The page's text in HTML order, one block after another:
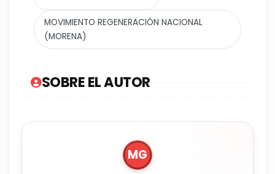
MOVIMIENTO REGENERACIÓN NACIONAL
(MORENA)
SOBRE EL AUTOR
MG